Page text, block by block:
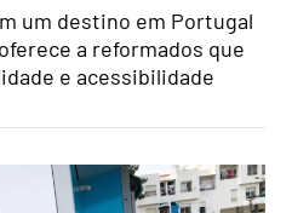
um destino em Portugal
a reformados que
e acessibilidade